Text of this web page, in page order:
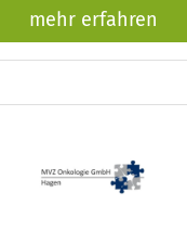
mehr erfahren